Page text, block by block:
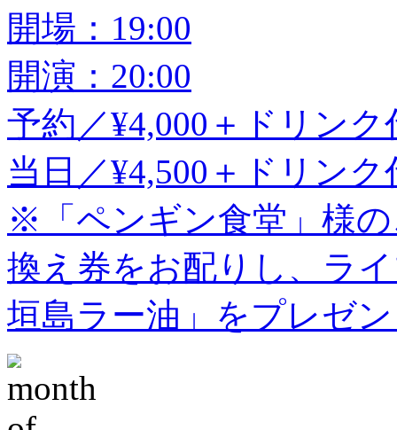
開場：19:00
開演：20:00
予約／¥4,000＋ドリンク
当日／¥4,500＋ドリンク
※「ペンギン食堂」様
換え券をお配りし、ラ
垣島ラー油」をプレゼ